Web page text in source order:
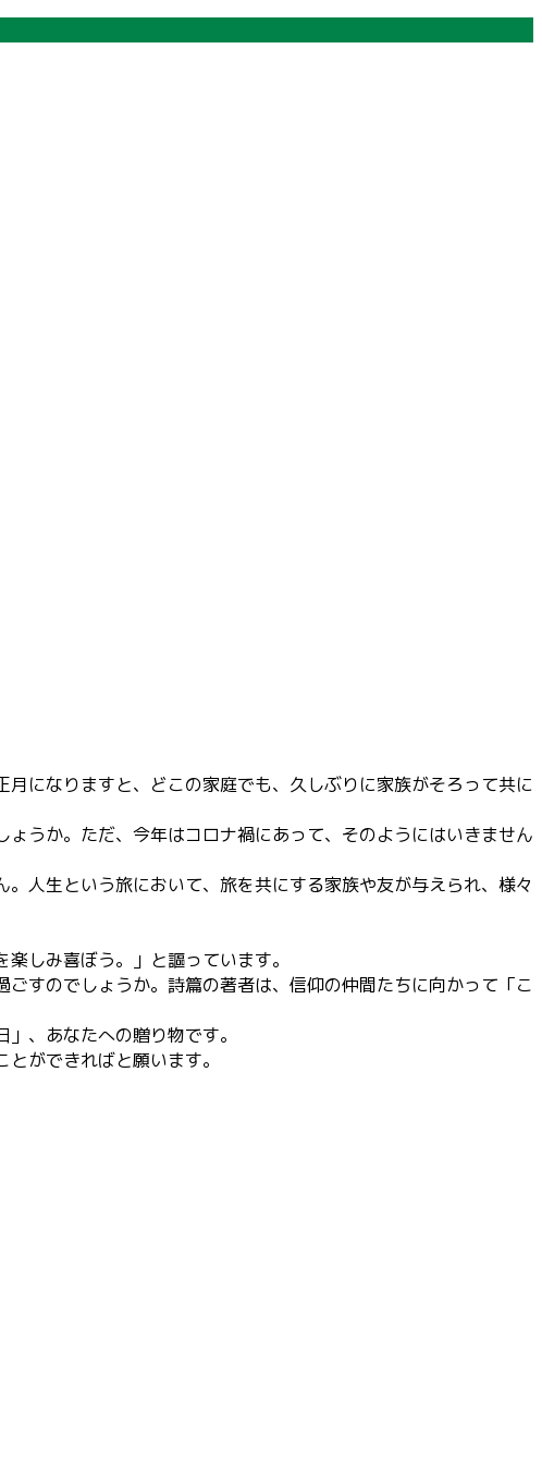
になりますと、どこの家庭でも、久しぶりに家族がそろって共に
うか。ただ、今年はコロナ禍にあって、そのようにはいきません
人生という旅において、旅を共にする家族や友が与えられ、様々
しみ喜ぼう。」と謳っています。
すのでしょうか。詩篇の著者は、信仰の仲間たちに向かって「こ
、あなたへの贈り物です。
ができればと願います。